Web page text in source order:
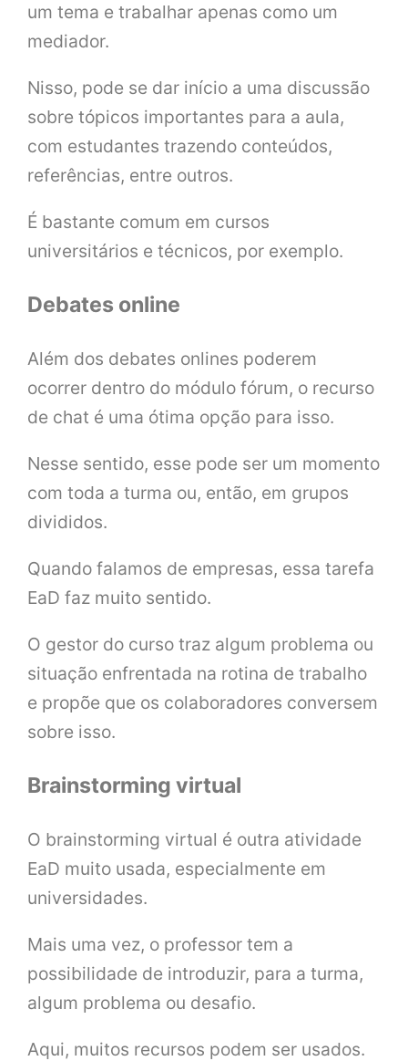
um tema e trabalhar apenas como um
mediador.
Nisso, pode se dar início a uma discussão
sobre tópicos importantes para a aula,
com estudantes trazendo conteúdos,
referências, entre outros.
É bastante comum em cursos
universitários e técnicos, por exemplo.
Debates online
Além dos debates onlines poderem
ocorrer dentro do módulo fórum, o recurso
de chat é uma ótima opção para isso.
Nesse sentido, esse pode ser um momento
com toda a turma ou, então, em grupos
divididos.
Quando falamos de empresas, essa tarefa
EaD faz muito sentido.
O gestor do curso traz algum problema ou
situação enfrentada na rotina de trabalho
e propõe que os colaboradores conversem
sobre isso.
Brainstorming virtual
O brainstorming virtual é outra atividade
EaD muito usada, especialmente em
universidades.
Mais uma vez, o professor tem a
possibilidade de introduzir, para a turma,
algum problema ou desafio.
Aqui, muitos recursos podem ser usados.